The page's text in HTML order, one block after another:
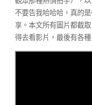
不要告我哈哈哈，真的
享。本文所有圖片都截
得去看影片，最後有各